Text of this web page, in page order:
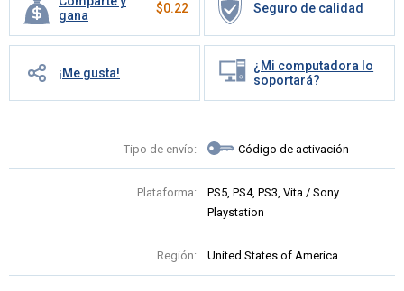
gana
$0.22 Seguro de calidad
¡Me gusta!
¿Mi computadora lo
soportará?
Tipo de envío: Código de activación
Plataforma:
PS5, PS4, PS3, Vita / Sony
Playstation
Región: United States of America